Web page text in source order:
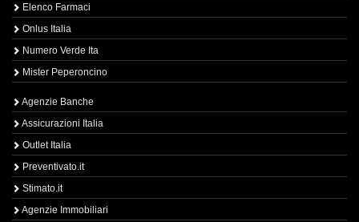
Elenco Farmaci
Onlus Italia
Numero Verde Ita
Mister Peperoncino
Agenzie Banche
Assicurazioni Italia
Outlet Italia
Preventivato.it
Stimato.it
Agenzie Immobiliari